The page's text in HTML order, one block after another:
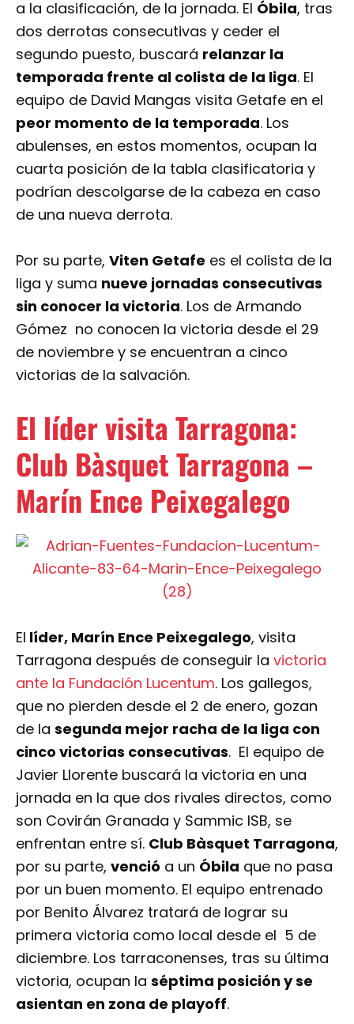
a la clasificación, de la jornada. El Óbila, tras
dos derrotas consecutivas y ceder el
segundo puesto, buscará relanzar la
temporada frente al colista de la liga. El
equipo de David Mangas visita Getafe en el
peor momento de la temporada. Los
abulenses, en estos momentos, ocupan la
cuarta posición de la tabla clasificatoria y
podrían descolgarse de la cabeza en caso
de una nueva derrota.
Por su parte, Viten Getafe es el colista de la
liga y suma nueve jornadas consecutivas
sin conocer la victoria. Los de Armando
Gómez no conocen la victoria desde el 29
de noviembre y se encuentran a cinco
victorias de la salvación.
El líder visita Tarragona:
Club Bàsquet Tarragona –
Marín Ence Peixegalego
El líder, Marín Ence Peixegalego, visita
Tarragona después de conseguir la victoria
ante la Fundación Lucentum. Los gallegos,
que no pierden desde el 2 de enero, gozan
de la segunda mejor racha de la liga con
cinco victorias consecutivas. El equipo de
Javier Llorente buscará la victoria en una
jornada en la que dos rivales directos, como
son Covirán Granada y Sammic ISB, se
enfrentan entre sí. Club Bàsquet Tarragona,
por su parte, venció a un Óbila que no pasa
por un buen momento. El equipo entrenado
por Benito Álvarez tratará de lograr su
primera victoria como local desde el 5 de
diciembre. Los tarraconenses, tras su última
victoria, ocupan la séptima posición y se
asientan en zona de playoff.